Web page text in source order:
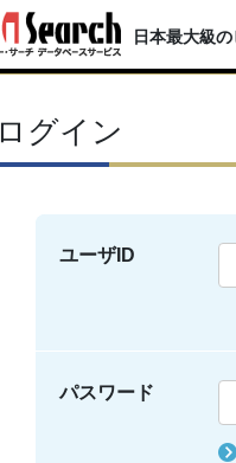
日本最大級
ログイン
ユーザID
パスワード